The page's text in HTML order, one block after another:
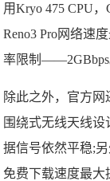
用Kryo 475 CPU，
Reno3 Pro网络速
率限制——2GBbps
除此之外，官方网
围绕式无线天线
据信号依然平稳;
免费下载速度最大